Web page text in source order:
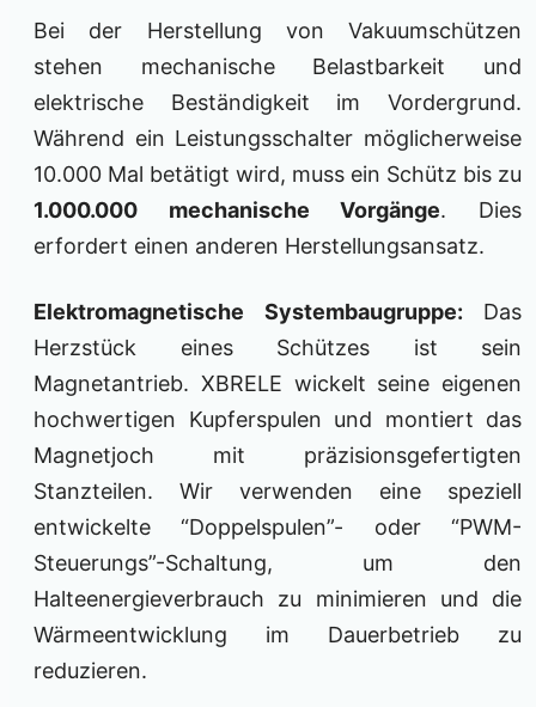
Bei der Herstellung von Vakuumschützen
stehen mechanische Belastbarkeit und
elektrische Beständigkeit im Vordergrund.
Während ein Leistungsschalter möglicherweise
10.000 Mal betätigt wird, muss ein Schütz bis zu
1.000.000 mechanische Vorgänge. Dies
erfordert einen anderen Herstellungsansatz.
Elektromagnetische Systembaugruppe: Das
Herzstück eines Schützes ist sein
Magnetantrieb. XBRELE wickelt seine eigenen
hochwertigen Kupferspulen und montiert das
Magnetjoch mit präzisionsgefertigten
Stanzteilen. Wir verwenden eine speziell
entwickelte “Doppelspulen”- oder “PWM-
Steuerungs”-Schaltung, um den
Halteenergieverbrauch zu minimieren und die
Wärmeentwicklung im Dauerbetrieb zu
reduzieren.